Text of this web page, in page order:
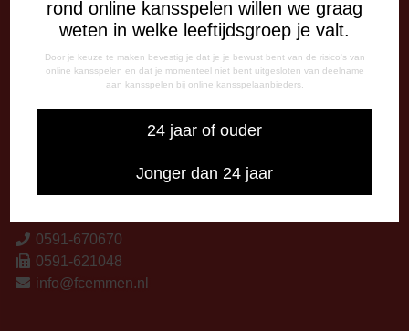
rond online kansspelen willen we graag
weten in welke leeftijdsgroep je valt.
Door je keuze te maken bevestig je dat je je bewust bent van de risico's van
online kansspelen en dat je momenteel niet bent uitgesloten van deelname
aan kansspelen bij online kansspelaanbieders.
24 jaar of ouder
Jonger dan 24 jaar
13:00 - 17:00 uur
13:00 - 17:00 uur
Op thuiswedstrijddagen bereikbaar vanaf 13:00 - 20:00 uur
CORRESPONDENTIE-ADRES
0591-670670
0591-621048
info@fcemmen.nl